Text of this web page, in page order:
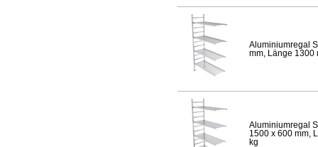
Aluminiumregal
mm, Länge 1300
Aluminiumregal
1500 x 600 mm,
kg